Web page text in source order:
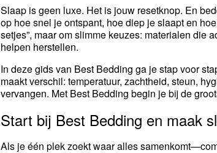
Slaap is geen luxe. Het is jouw resetknop. En
op hoe snel je ontspant, hoe diep je slaapt en
setjes”, maar om slimme keuzes: materialen die
helpen herstellen.
In deze gids van Best Bedding ga je stap voor
maakt verschil: temperatuur, zachtheid, steun,
vervangen. Met Best Bedding begin je bij de
Start bij Best Bedding en maak
Als je één plek zoekt waar alles